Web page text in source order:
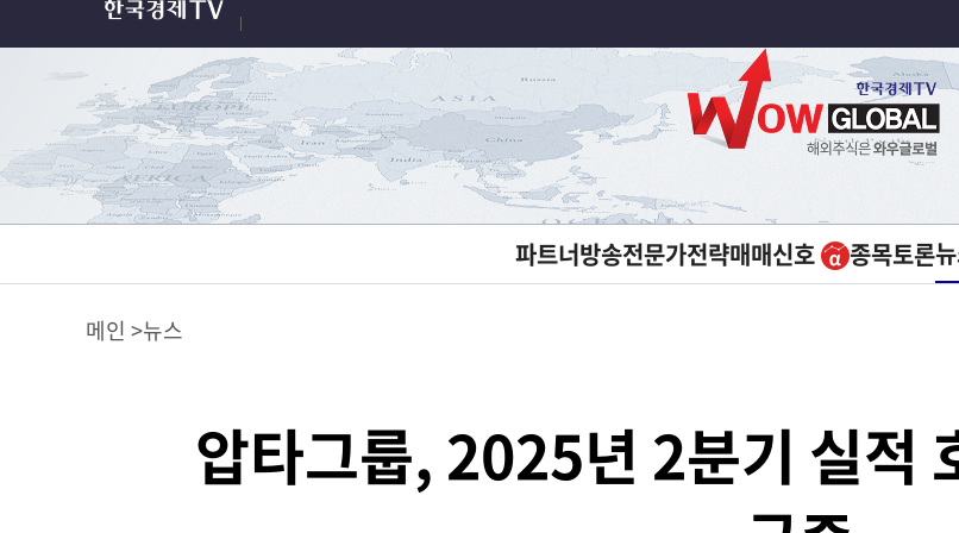
파트너방송전문가전략매매신호 종목토론
메인 뉴스
압타그룹, 2025년 2분기 실